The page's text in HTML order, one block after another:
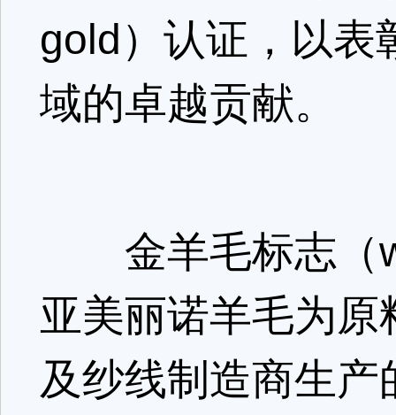
gold）认证，以表
域的卓越贡献。
金羊毛标志（
亚美丽诺羊毛为
及纱线制造商生